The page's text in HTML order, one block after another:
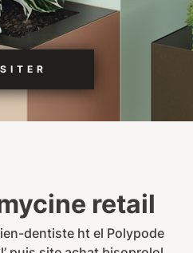
retail
dentiste ht el Polypode